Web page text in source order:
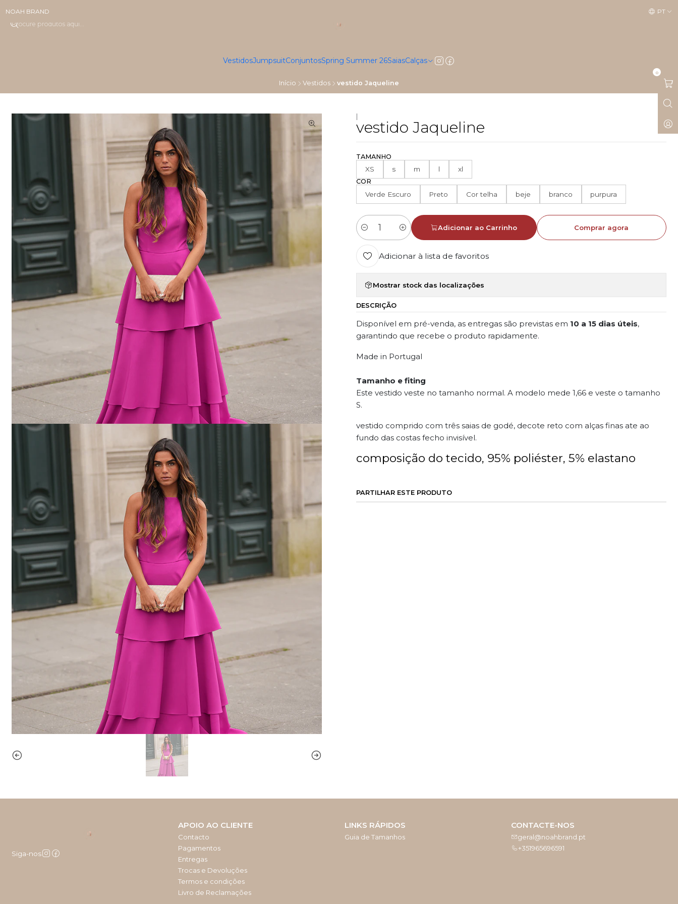
VestidosJumpsuitConjuntosSpring Summer 26SaiasCalças
0
NOAH BRAND PT
Início Vestidos vestido Jaqueline
vestido Jaqueline
TAMANHO
XS s m l xl
COR
Verde Escuro Preto Cor telha beje branco purpura
Quantidade
Adicionar ao Carrinho Comprar agora
Adicionar à lista de favoritos
Mostrar stock das localizações
DESCRIÇÃO
Disponível em pré-venda, as entregas são previstas em 10 a 15 dias úteis,
garantindo que recebe o produto rapidamente.
Made in Portugal
Tamanho e fiting
Este vestido veste no tamanho normal. A modelo mede 1,66 e veste o tamanho
S.
vestido comprido com três saias de godé, decote reto com alças finas ate ao
fundo das costas fecho invisível.
composição do tecido, 95% poliéster, 5% elastano
PARTILHAR ESTE PRODUTO
Siga-nos
APOIO AO CLIENTE
Contacto
Pagamentos
Entregas
Trocas e Devoluções
Termos e condições
Livro de Reclamações
LINKS RÁPIDOS
Guia de Tamanhos
CONTACTE-NOS
geral@noahbrand.pt
+351965696591